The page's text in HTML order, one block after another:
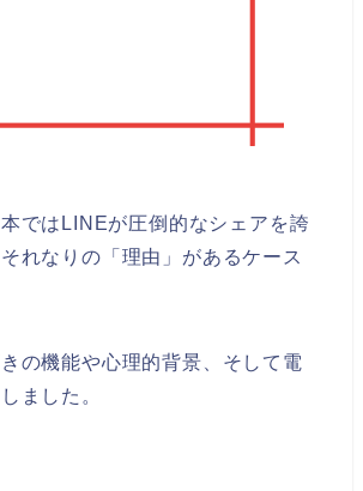
ではLINEが圧倒的なシェアを誇
れなりの「理由」があるケース
の機能や心理的背景、そして電
ました。